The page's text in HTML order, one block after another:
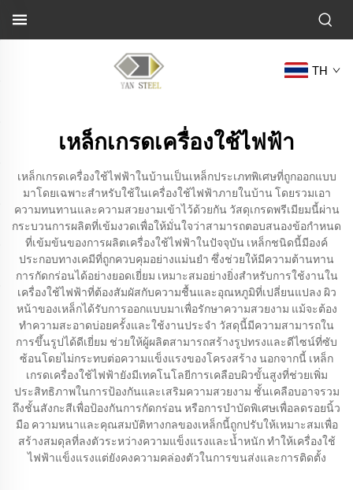
TH
เหล็กเกรดเครื่องใช้ไฟฟ้า
เหล็กเกรดเครื่องใช้ไฟฟ้าในบ้านเป็นเหล็กประเภทพิเศษที่ถูกออกแบบ
มาโดยเฉพาะสำหรับใช้ในเครื่องใช้ไฟฟ้าภายในบ้าน โดยรวมเอา
ความทนทานและความสวยงามเข้าไว้ด้วยกัน วัสดุเกรดพรีเมียมนี้ผ่าน
กระบวนการผลิตที่เข้มงวดเพื่อให้มั่นใจว่าสามารถตอบสนองข้อกำหนด
ที่เข้มข้นของการผลิตเครื่องใช้ไฟฟ้าในปัจจุบัน เหล็กชนิดนี้มีองค์
ประกอบทางเคมีที่ถูกควบคุมอย่างแม่นยำ ซึ่งช่วยให้มีความต้านทาน
การกัดกร่อนได้อย่างยอดเยี่ยม เหมาะสมอย่างยิ่งสำหรับการใช้งานใน
เครื่องใช้ไฟฟ้าที่ต้องสัมผัสกับความชื้นและอุณหภูมิที่เปลี่ยนแปลง ผิว
หน้าของเหล็กได้รับการออกแบบมาเพื่อรักษาความสวยงาม แม้จะต้อง
ทำความสะอาดบ่อยครั้งและใช้งานประจำ วัสดุนี้มีความสามารถใน
การขึ้นรูปได้ดีเยี่ยม ช่วยให้ผู้ผลิตสามารถสร้างรูปทรงและดีไซน์ที่ซับ
ซ้อนโดยไม่กระทบต่อความแข็งแรงของโครงสร้าง นอกจากนี้ เหล็ก
เกรดเครื่องใช้ไฟฟ้ายังมีเทคโนโลยีการเคลือบผิวขั้นสูงที่ช่วยเพิ่ม
ประสิทธิภาพในการป้องกันและเสริมความสวยงาม ชั้นเคลือบอาจรวม
ถึงชั้นสังกะสีเพื่อป้องกันการกัดกร่อน หรือการบำบัดพิเศษเพื่อลดรอยนิ้ว
มือ ความหนาและคุณสมบัติทางกลของเหล็กนี้ถูกปรับให้เหมาะสมเพื่อ
สร้างสมดุลที่ลงตัวระหว่างความแข็งแรงและน้ำหนัก ทำให้เครื่องใช้
ไฟฟ้าแข็งแรงแต่ยังคงความคล่องตัวในการขนส่งและการติดตั้ง